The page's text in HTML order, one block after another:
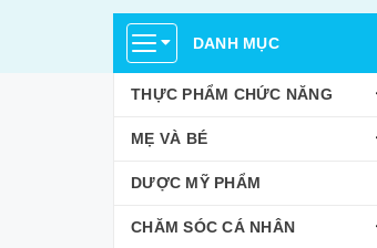
DANH MỤC
THỰC PHẨM CHỨC NĂNG
MẸ VÀ BÉ
DƯỢC MỸ PHẨM
CHĂM SÓC CÁ NHÂN